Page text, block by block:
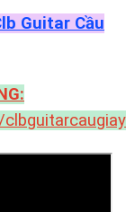
Guitar Cầu